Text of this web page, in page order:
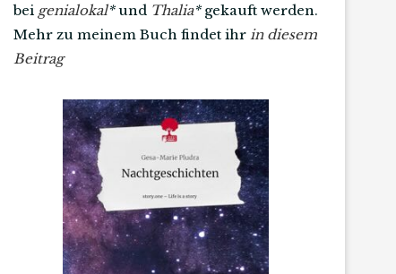
bei genialokal*und Thalia*gekauft werden.
Mehr zu meinem Buch findet ihr in diesem
Beitrag